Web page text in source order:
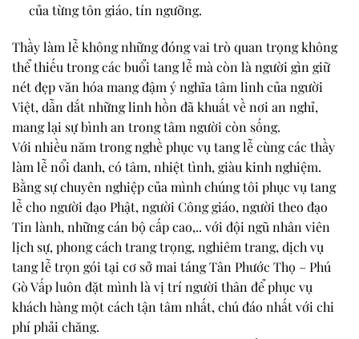
của từng tôn giáo, tín ngưỡng.
Thầy làm lễ không những đóng vai trò quan trọng không
thể thiếu trong các buổi tang lễ mà còn là người gìn giữ
nét đẹp văn hóa mang đậm ý nghĩa tâm linh của người
Việt, dẫn dắt những linh hồn đã khuất về nơi an nghỉ,
mang lại sự bình an trong tâm người còn sống.
Với nhiều năm trong nghề phục vụ tang lễ cùng các thầy
làm lễ nổi danh, có tâm, nhiệt tình, giàu kinh nghiệm.
Bằng sự chuyên nghiệp của mình chúng tôi phục vụ tang
lễ cho người đạo Phật, người Công giáo, người theo đạo
Tin lành, những cán bộ cấp cao,.. với đội ngũ nhân viên
lịch sự, phong cách trang trọng, nghiêm trang, dịch vụ
tang lễ trọn gói tại cơ sở mai táng Tân Phước Thọ – Phú
Gò Vấp luôn đặt mình là vị trí người thân để phục vụ
khách hàng một cách tận tâm nhất, chú đáo nhất với chi
phí phải chăng.